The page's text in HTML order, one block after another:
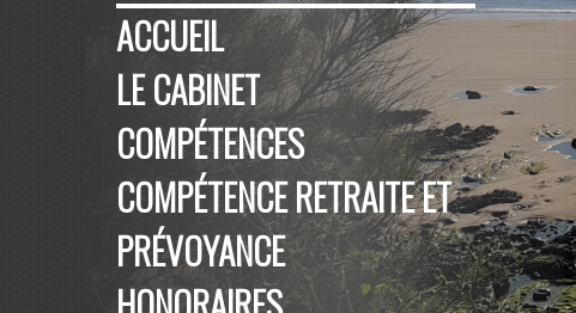
ACCUEIL
LE CABINET
COMPÉTENCES
COMPÉTENCE RETRAITE ET
PRÉVOYANCE